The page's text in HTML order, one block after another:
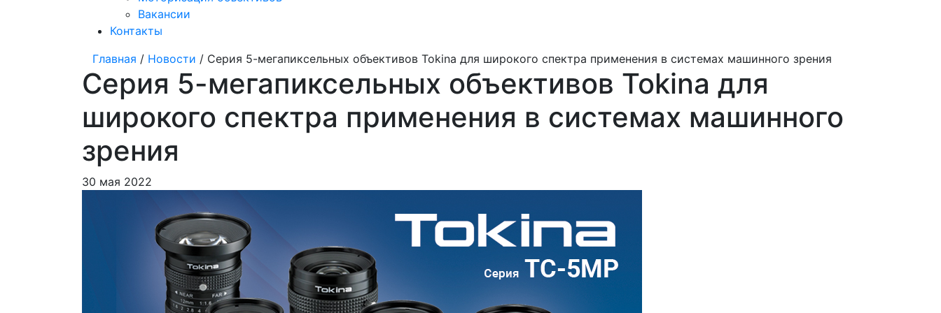
Вакансии
Контакты
Главная / Новости / Серия 5-мегапиксельных объективов Tokina для широкого спектра применения в системах машинного зрения
Серия 5-мегапиксельных объективов Tokina для
широкого спектра применения в системах машинного
зрения
30 мая 2022